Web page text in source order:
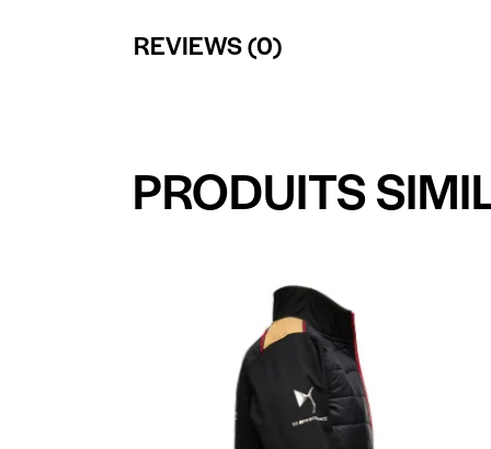
REVIEWS (0)
PRODUITS